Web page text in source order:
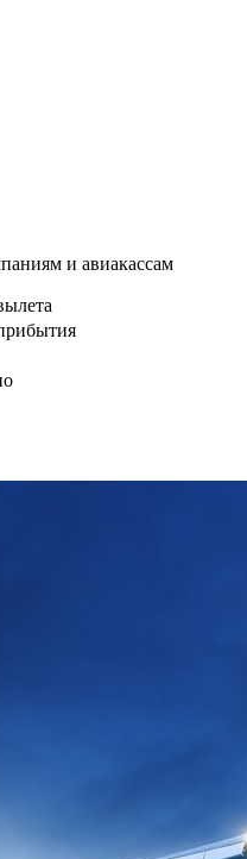
и авиакассам